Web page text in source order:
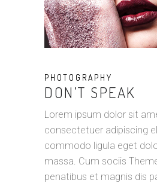
PHOTOGRAPHY
DON’T SPEAK
Lorem ipsum dolor sit
consectetuer adipiscing
commodo ligula eget
massa. Cum sociis
penatibus et magnis dis